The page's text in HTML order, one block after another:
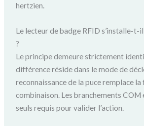
hertzien.
Le lecteur de badge RFID s’installe-t-
?
Le principe demeure strictement
différence réside dans le mode de
reconnaissance de la puce remplace la
combinaison. Les branchements
seuls requis pour valider l’action.